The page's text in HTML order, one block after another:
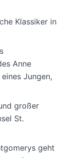
Klassiker in
Anne
Jungen,
großer
St.
geht